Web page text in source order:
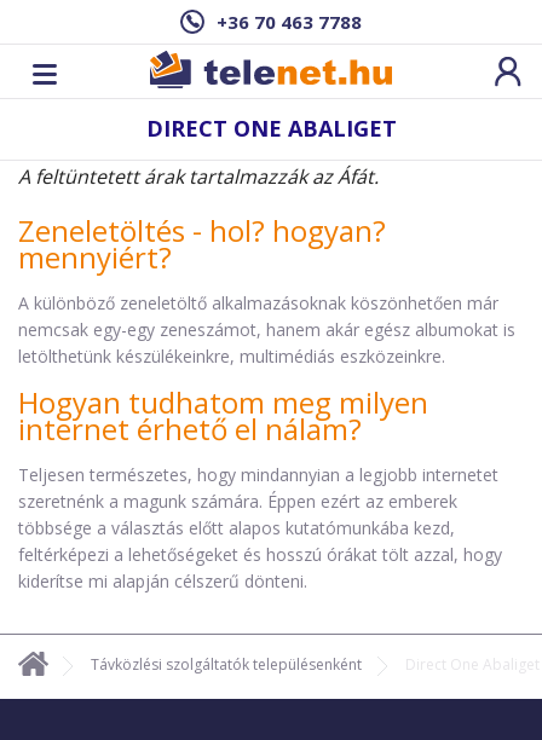
+36 70 463 7788
DIRECT ONE ABALIGET
A feltüntetett árak tartalmazzák az Áfát.
Zeneletöltés - hol? hogyan?
mennyiért?
A különböző zeneletöltő alkalmazásoknak köszönhetően már
nemcsak egy-egy zeneszámot, hanem akár egész albumokat is
letölthetünk készülékeinkre, multimédiás eszközeinkre.
Hogyan tudhatom meg milyen
internet érhető el nálam?
Teljesen természetes, hogy mindannyian a legjobb internetet
szeretnénk a magunk számára. Éppen ezért az emberek
többsége a választás előtt alapos kutatómunkába kezd,
feltérképezi a lehetőségeket és hosszú órákat tölt azzal, hogy
kiderítse mi alapján célszerű dönteni.
Távközlési szolgáltatók településenként Direct One Abaliget